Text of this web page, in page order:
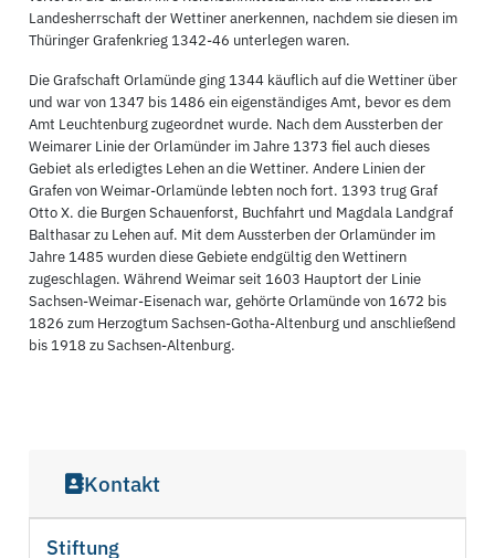
Landesherrschaft der Wettiner anerkennen, nachdem sie diesen im
Thüringer Grafenkrieg 1342-46 unterlegen waren.
Die Grafschaft Orlamünde ging 1344 käuflich auf die Wettiner über
und war von 1347 bis 1486 ein eigenständiges Amt, bevor es dem
Amt Leuchtenburg zugeordnet wurde. Nach dem Aussterben der
Weimarer Linie der Orlamünder im Jahre 1373 fiel auch dieses
Gebiet als erledigtes Lehen an die Wettiner. Andere Linien der
Grafen von Weimar-Orlamünde lebten noch fort. 1393 trug Graf
Otto X. die Burgen Schauenforst, Buchfahrt und Magdala Landgraf
Balthasar zu Lehen auf. Mit dem Aussterben der Orlamünder im
Jahre 1485 wurden diese Gebiete endgültig den Wettinern
zugeschlagen. Während Weimar seit 1603 Hauptort der Linie
Sachsen-Weimar-Eisenach war, gehörte Orlamünde von 1672 bis
1826 zum Herzogtum Sachsen-Gotha-Altenburg und anschließend
bis 1918 zu Sachsen-Altenburg.
Kontakt
Stiftung